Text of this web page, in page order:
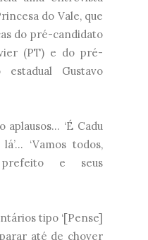
do Vale, que
do pré-candidato
(PT) e do pré-
Gustavo
‘É Cadu
‘Vamos todos,
prefeito e seus
tipo ‘[Pense]
até de chover